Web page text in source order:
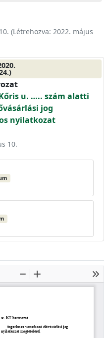
(Létrehozva: 2022. május
u. ….. szám alatti
jog
nyilatkozat
10.